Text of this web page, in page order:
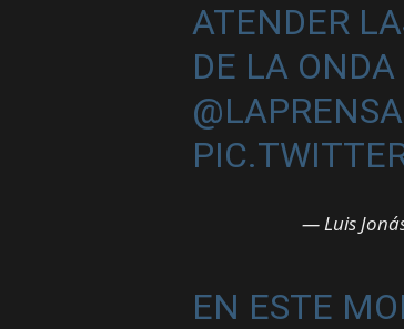
ATENDER
DE LA
— Luis
EN ESTE